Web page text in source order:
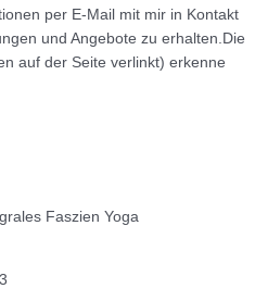
per E-Mail mit mir in Kontakt
und Angebote zu erhalten.Die
auf der Seite verlinkt) erkenne
Faszien Yoga